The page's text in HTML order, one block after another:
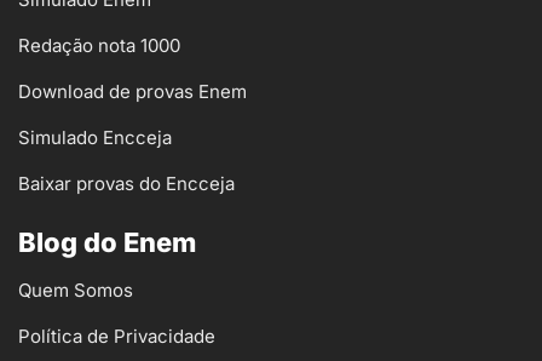
Redação nota 1000
Download de provas Enem
Simulado Encceja
Baixar provas do Encceja
Blog do Enem
Quem Somos
Política de Privacidade